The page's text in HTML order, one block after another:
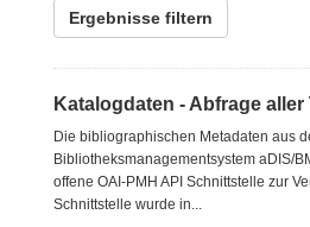
Ergebnisse filtern
Katalogdaten - Abfrage aller
Die bibliographischen Metadaten aus
Bibliotheksmanagementsystem aDIS/
offene OAI-PMH API Schnittstelle zur
Schnittstelle wurde in...